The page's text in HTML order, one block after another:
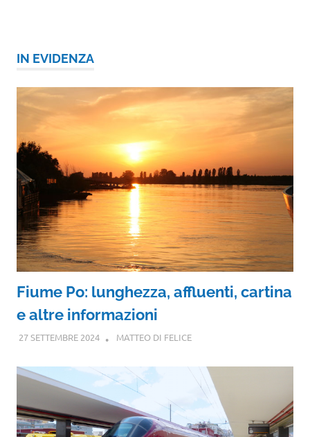
IN EVIDENZA
Fiume Po: lunghezza, affluenti, cartina
e altre informazioni
27 SETTEMBRE 2024 MATTEO DI FELICE